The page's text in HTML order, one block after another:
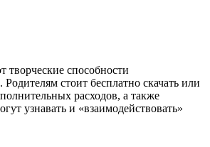
способности
стоит бесплатно скачать или
расходов, а также
узнавать и «взаимодействовать»